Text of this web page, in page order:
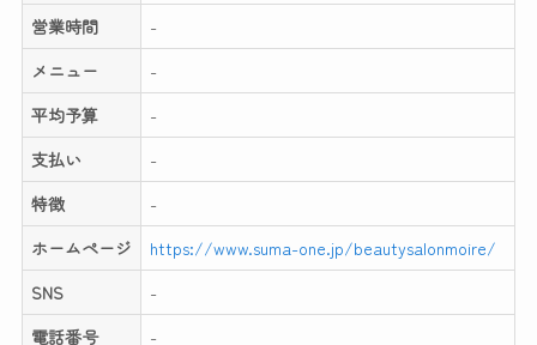
営業時間
-
メニュー
-
平均予算
-
支払い
-
特徴
-
ホームページ
https://www.suma-one.jp/beautysalonmoire/
SNS
-
電話番号
-